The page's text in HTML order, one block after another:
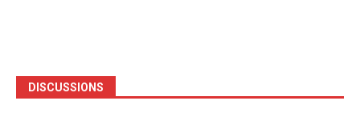
DISCUSSIONS